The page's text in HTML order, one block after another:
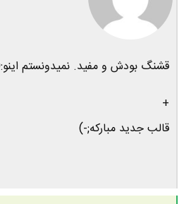
قشنگ بودش و مفید. نمیدونستم اینو:D
+
قالب جدید مبارکه;-)